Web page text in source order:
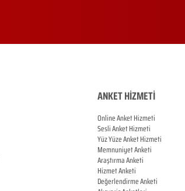
ANKET HİZMETİ
Online Anket Hizmeti
Sesli Anket Hizmeti
Yüz Yüze Anket Hizmeti
Memnuniyet Anketi
Araştırma Anketi
Hizmet Anketi
Değerlendirme Anketi